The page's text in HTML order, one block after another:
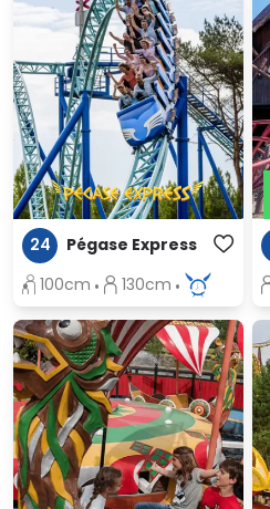
24
Pégase Express
100cm
130cm